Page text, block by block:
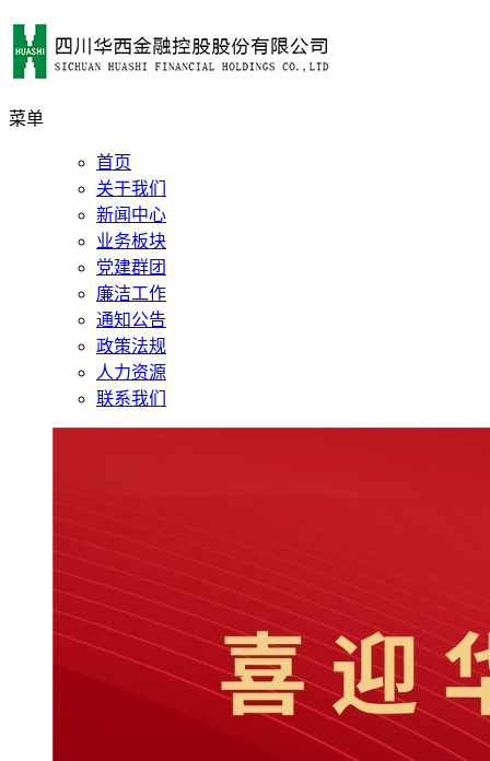
菜单
首页
关于我们
新闻中心
业务板块
党建群团
廉洁工作
通知公告
政策法规
人力资源
联系我们